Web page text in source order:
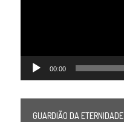
00:00
GUARDIÃO DA ETERNIDADE